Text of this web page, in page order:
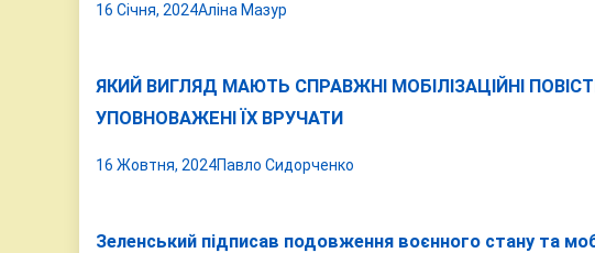
16 Січня, 2024Аліна Мазур
ЯКИЙ ВИГЛЯД МАЮТЬ СПРАВЖНІ МОБІЛІЗАЦІЙНІ
УПОВНОВАЖЕНІ ЇХ ВРУЧАТИ
16 Жовтня, 2024Павло Сидорченко
Зеленський підписав подовження воєнного стану та